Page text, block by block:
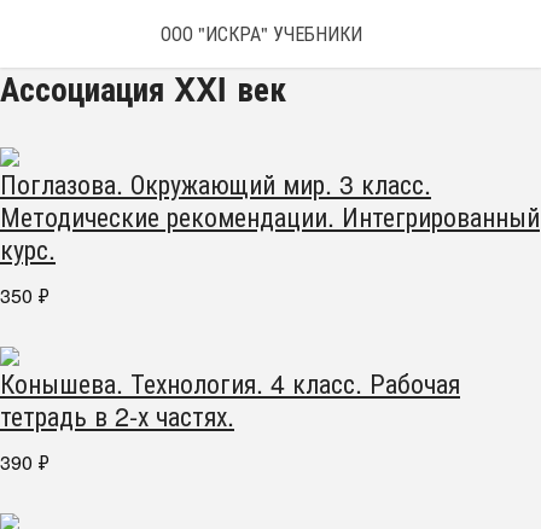
ООО "ИСКРА" УЧЕБНИКИ
Ассоциация XXI век
Поглазова. Окружающий мир. 3 класс.
Методические рекомендации. Интегрированный
курс.
350 ₽
Конышева. Технология. 4 класс. Рабочая
тетрадь в 2-х частях.
390 ₽